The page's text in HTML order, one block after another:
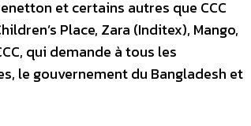
et certains autres que CCC
Place, Zara (Inditex), Mango,
qui demande à tous les
le gouvernement du Bangladesh et